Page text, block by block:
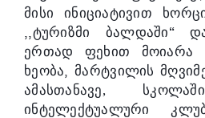
მისი ინიციატივით
ტურიზმი ბალდაში“
ერთად
ფეხით მოიარა
ხეობა
,მარტვილის მ
ამასთანავე, სკოლაში
ინტელექტუალური